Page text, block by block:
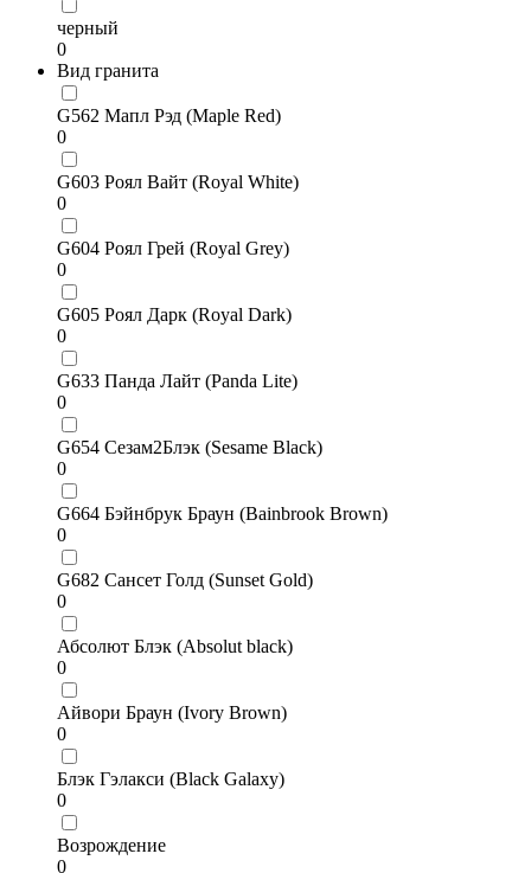
черный
0
Вид гранита
G562 Мапл Рэд (Maple Red)
0
G603 Роял Вайт (Royal White)
0
G604 Роял Грей (Royal Grey)
0
G605 Роял Дарк (Royal Dark)
0
G633 Панда Лайт (Panda Lite)
0
G654 Сезам2Блэк (Sesame Black)
0
G664 Бэйнбрук Браун (Bainbrook Brown)
0
G682 Сансет Голд (Sunset Gold)
0
Абсолют Блэк (Absolut black)
0
Айвори Браун (Ivory Brown)
0
Блэк Гэлакси (Black Galaxy)
0
Возрождение
0